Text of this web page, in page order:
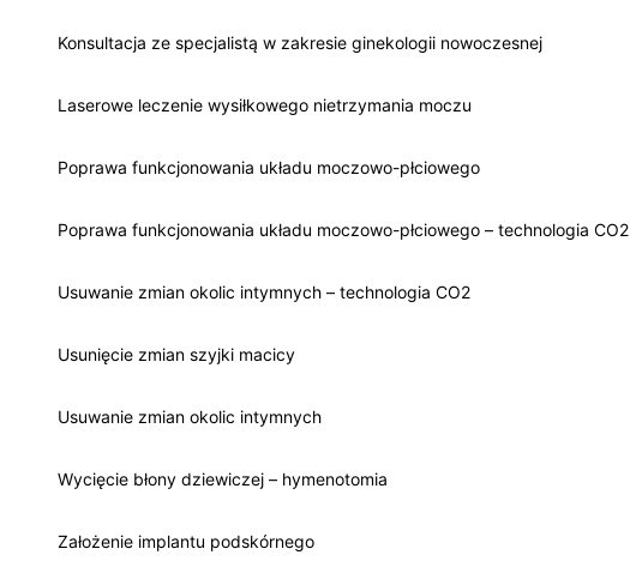
Konsultacja ze specjalistą w zakresie ginekologii nowoczesnej
Laserowe leczenie wysiłkowego nietrzymania moczu
Poprawa funkcjonowania układu moczowo-płciowego
Poprawa funkcjonowania układu moczowo-płciowego – technologia CO2
Usuwanie zmian okolic intymnych – technologia CO2
Usunięcie zmian szyjki macicy
Usuwanie zmian okolic intymnych
Wycięcie błony dziewiczej – hymenotomia
Założenie implantu podskórnego